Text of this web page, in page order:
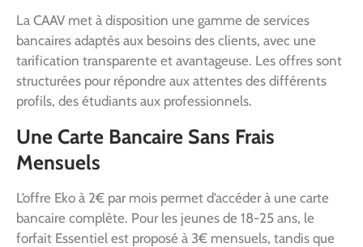
La CAAV met à disposition une gamme de services
bancaires adaptés aux besoins des clients, avec une
tarification transparente et avantageuse. Les offres sont
structurées pour répondre aux attentes des différents
profils, des étudiants aux professionnels.
Une Carte Bancaire Sans Frais
Mensuels
L’offre Eko à 2€ par mois permet d’accéder à une carte
bancaire complète. Pour les jeunes de 18-25 ans, le
forfait Essentiel est proposé à 3€ mensuels, tandis que